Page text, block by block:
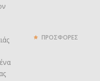
ΠΡΟΣΦΟΡΕΣ